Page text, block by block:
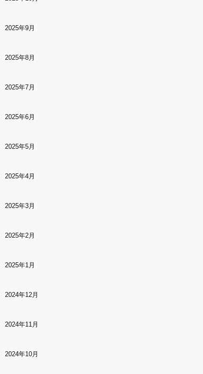
2025年9月
2025年8月
2025年7月
2025年6月
2025年5月
2025年4月
2025年3月
2025年2月
2025年1月
2024年12月
2024年11月
2024年10月